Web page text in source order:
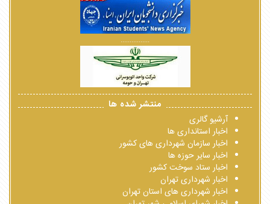
................
منتشر شده ها
آرشیو گالری
اخبار استانداری ها
اخبار سازمان شهرداری های کشور
اخبار سایر حوزه ها
اخبار ستاد سوخت کشور
اخبار شهرداری تهران
اخبار شهرداری های استان تهران